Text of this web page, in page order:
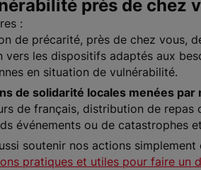
près de chez
:
de précarité, près de chez vous,
les dispositifs adaptés aux
en situation de vulnérabilité.
de solidarité locales menées par
de français, distribution de
événements ou de catastrophes
soutenir nos actions
pratiques et utiles pour faire un